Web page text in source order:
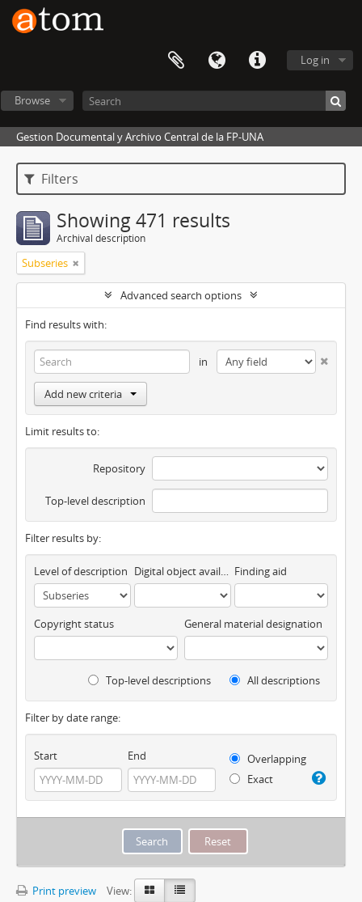
Log in
Browse
Gestion Documental y Archivo Central de la FP-UNA
Filters
Showing 471 results
Archival description
Subseries
Advanced search options
Find results with:
in
Add new criteria
Limit results to:
Repository
Top-level description
Filter results by:
Level of description Digital object available Finding aid
Copyright status General material designation
Top-level descriptions All descriptions
Filter by date range:
Start End
Overlapping
Exact
Print preview
View: